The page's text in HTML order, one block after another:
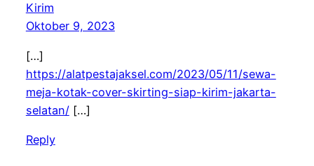
Kirim
Oktober 9, 2023
[…]
https://alatpestajaksel.com/2023/05/11/sewa-
meja-kotak-cover-skirting-siap-kirim-jakarta-
selatan/[…]
Reply